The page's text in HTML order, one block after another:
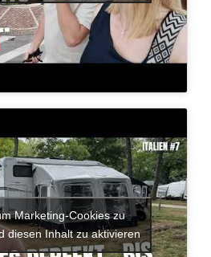
Marketing-Cookies zu
diesen Inhalt zu aktivieren